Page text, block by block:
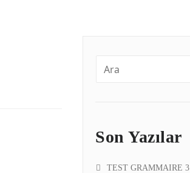
Son Yazılar
TEST GRAMMAIRE 3